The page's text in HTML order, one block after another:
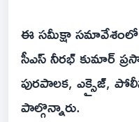
ఈ సమీక్షా సమావేశంలో
సీఎస్ నీరభ్ కుమార్
పురపాలక, ఎక్సైజ్,
పాల్గొన్నారు.